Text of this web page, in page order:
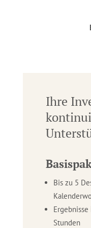
Ihre
Bis zu 5
Stunden